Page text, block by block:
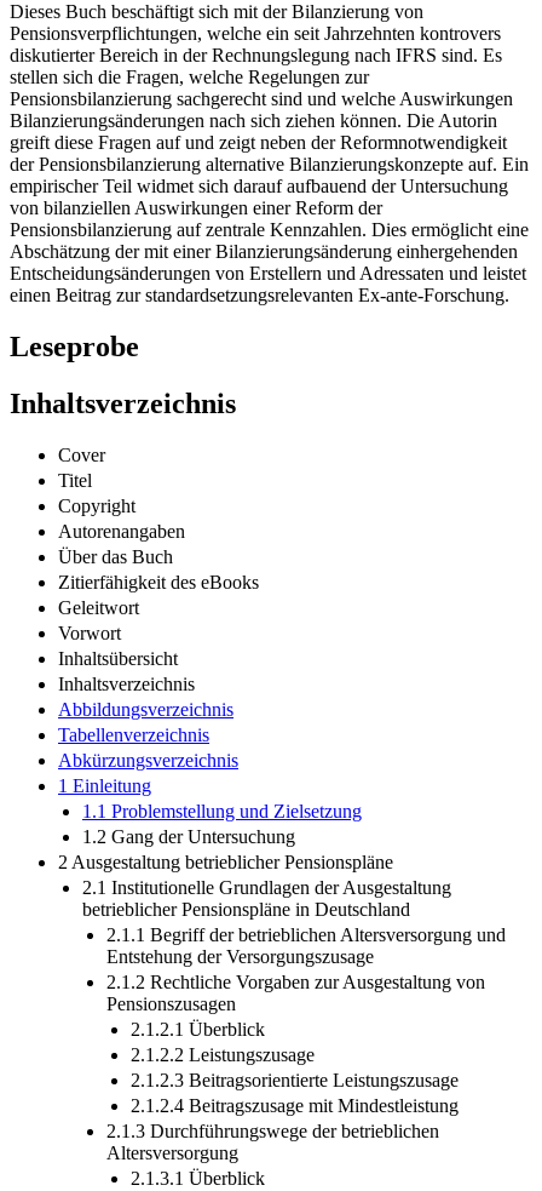
Dieses Buch beschäftigt sich mit der Bilanzierung von
Pensionsverpflichtungen, welche ein seit Jahrzehnten kontrovers
diskutierter Bereich in der Rechnungslegung nach IFRS sind. Es
stellen sich die Fragen, welche Regelungen zur
Pensionsbilanzierung sachgerecht sind und welche Auswirkungen
Bilanzierungsänderungen nach sich ziehen können. Die Autorin
greift diese Fragen auf und zeigt neben der Reformnotwendigkeit
der Pensionsbilanzierung alternative Bilanzierungskonzepte auf. Ein
empirischer Teil widmet sich darauf aufbauend der Untersuchung
von bilanziellen Auswirkungen einer Reform der
Pensionsbilanzierung auf zentrale Kennzahlen. Dies ermöglicht eine
Abschätzung der mit einer Bilanzierungsänderung einhergehenden
Entscheidungsänderungen von Erstellern und Adressaten und leistet
einen Beitrag zur standardsetzungsrelevanten Ex-ante-Forschung.
Leseprobe
Inhaltsverzeichnis
Cover
Titel
Copyright
Autorenangaben
Über das Buch
Zitierfähigkeit des eBooks
Geleitwort
Vorwort
Inhaltsübersicht
Inhaltsverzeichnis
Abbildungsverzeichnis
Tabellenverzeichnis
Abkürzungsverzeichnis
1 Einleitung
1.1 Problemstellung und Zielsetzung
1.2 Gang der Untersuchung
2 Ausgestaltung betrieblicher Pensionspläne
2.1 Institutionelle Grundlagen der Ausgestaltung
betrieblicher Pensionspläne in Deutschland
2.1.1 Begriff der betrieblichen Altersversorgung und
Entstehung der Versorgungszusage
2.1.2 Rechtliche Vorgaben zur Ausgestaltung von
Pensionszusagen
2.1.2.1 Überblick
2.1.2.2 Leistungszusage
2.1.2.3 Beitragsorientierte Leistungszusage
2.1.2.4 Beitragszusage mit Mindestleistung
2.1.3 Durchführungswege der betrieblichen
Altersversorgung
2.1.3.1 Überblick